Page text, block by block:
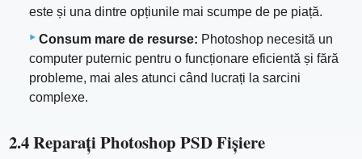
este și una dintre opțiunile mai scumpe de pe piață.
Consum mare de resurse: Photoshop necesită un
computer puternic pentru o funcționare eficientă și fără
probleme, mai ales atunci când lucrați la sarcini
complexe.
2.4 Reparați Photoshop PSD Fişiere